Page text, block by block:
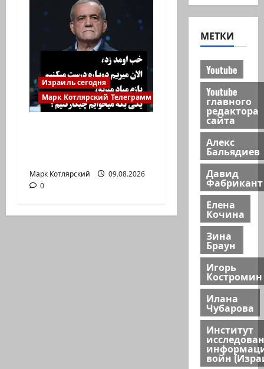
Израиль сегодня
Марк Котлярский Телеграмм Канал
Марк Котлярский
09.08.2026
0
МЕТКИ
Youtube
Youtube
главного
редактора
сайта
Алекс
Бальядиев
Давид
Фабрикант
Елена
Кочина
Зина
Браун
Игорь
Костромин
Илана
Чубарова
Институт
войн